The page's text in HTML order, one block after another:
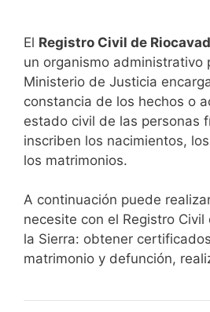
El Registro Civil de
un organismo administrativo
Ministerio de Justicia
constancia de los hechos o
estado civil de las personas
inscriben los nacimientos,
los matrimonios.
A continuación puede
necesite con el Registro
la Sierra: obtener
matrimonio y defunción,